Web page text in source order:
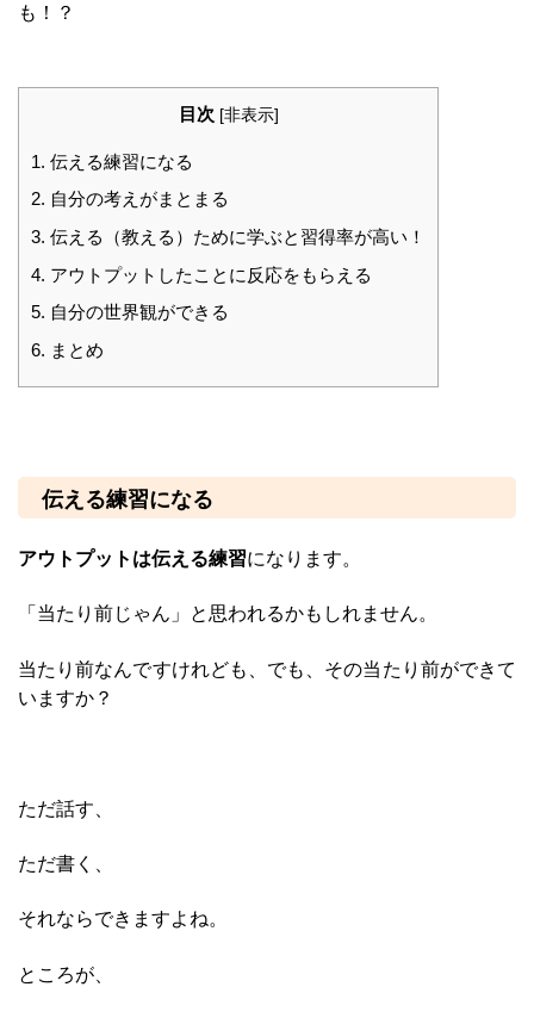
も！？
目次 [非表示]
1. 伝える練習になる
2. 自分の考えがまとまる
3. 伝える（教える）ために学ぶと習得率が高い！
4. アウトプットしたことに反応をもらえる
5. 自分の世界観ができる
6. まとめ
伝える練習になる
アウトプットは伝える練習になります。
「当たり前じゃん」と思われるかもしれません。
当たり前なんですけれども、でも、その当たり前ができて
いますか？
ただ話す、
ただ書く、
それならできますよね。
ところが、